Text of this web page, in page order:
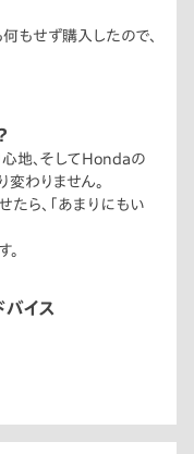
もせず購入したので、
なので、それこそタイ
してくれました。主人
わせるように誘導す
りました。娘の車を合
せられて買わされてし
驚くほど私達の気持ち
も納車の時に撮影し
心地、そしてHondaの
変わりません。
ら、「あまりにもい
。
バイス